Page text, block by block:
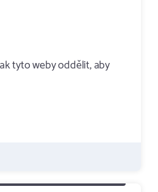
tyto weby oddělit, aby